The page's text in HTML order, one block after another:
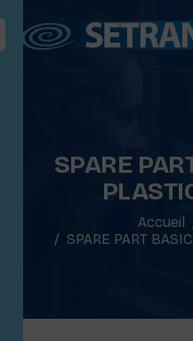
SPARE
Accueil
SPARE PART